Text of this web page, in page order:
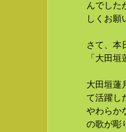
んでした
しくお願
さて、本
「大田
大田垣蓮
て活躍し
やわらか
の歌が彫